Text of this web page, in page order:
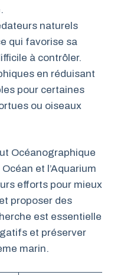
naturels
qui favorise sa
à contrôler.
en réduisant
pour certaines
ou oiseaux
Océanographique
et l’Aquarium
efforts pour mieux
proposer des
est essentielle
et préserver
marin.